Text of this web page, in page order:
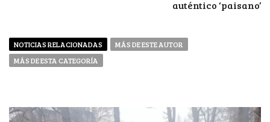
auténtico ‘paisano’
NOTICIAS RELACIONADAS
MÁS DE ESTE AUTOR
MÁS DE ESTA CATEGORÍA